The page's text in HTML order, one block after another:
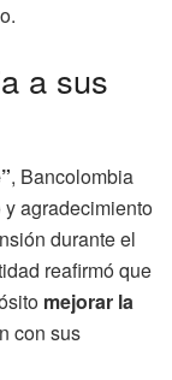
a sus
, Bancolombia
agradecimiento
durante el
reafirmó que
mejorar la
con sus